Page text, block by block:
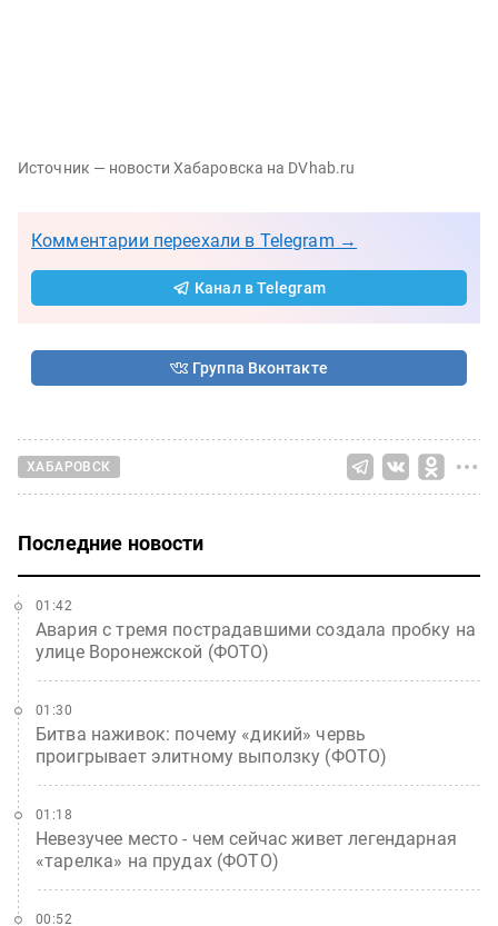
Источник — новости Хабаровска на DVhab.ru
Комментарии переехали в Telegram →
Канал в Telegram
Группа Вконтакте
ХАБАРОВСК
Последние новости
Авария с тремя пострадавшими создала пробку на
улице Воронежской (ФОТО)
01:42
Битва наживок: почему «дикий» червь
проигрывает элитному выползку (ФОТО)
01:30
Невезучее место - чем сейчас живет легендарная
«тарелка» на прудах (ФОТО)
01:18
00:52